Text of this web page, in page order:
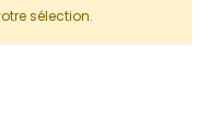
sélection.